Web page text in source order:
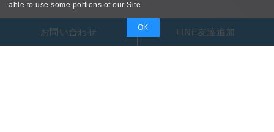
able to use some portions of our Site.
OK
お問い合わせ LINE友達追加